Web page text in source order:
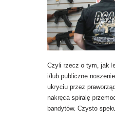
Czyli rzecz o tym, jak
i/lub publiczne
ukryciu przez
nakręca spiralę
bandytów. Czysto